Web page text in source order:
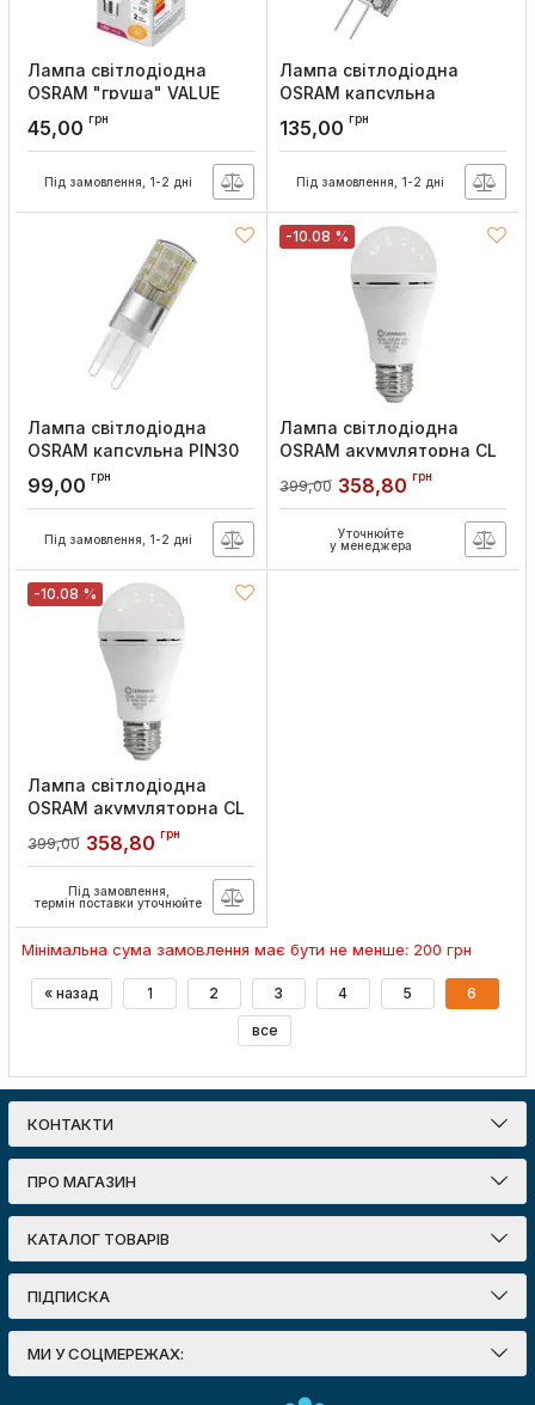
Лампа світлодіодна
OSRAM "груша" VALUE
CLAS A60 6,5W/830 230V
E27
45,00 грн
Під замовлення, 1-2 дні
Лампа світлодіодна
OSRAM капсульна
низковольтна PIN30
2,6W/827 12V G4
135,00 грн
Під замовлення, 1-2 дні
Лампа світлодіодна
OSRAM капсульна PIN30
2,6W/827 230V G9
Артикул:
99,00 грн
Під замовлення, 1-2 дні
-10.08 %
Лампа світлодіодна
OSRAM акумуляторна CL
A60 RECHARGEABLE
8W/865 230V E27
399,00 358,80 грн
Уточнюйте
у менеджера
-10.08 %
Лампа світлодіодна
OSRAM акумуляторна CL
A60 RECHARGEABLE
8W/827 230V E27
399,00 358,80 грн
Під замовлення,
термін поставки уточнюйте
Мінімальна сума замовлення має бути не менше: 200 грн
« назад 1 2 3 4 5 6
все
КОНТАКТИ
ПРО МАГАЗИН
КАТАЛОГ ТОВАРІВ
ПІДПИСКА
МИ У СОЦМЕРЕЖАХ: